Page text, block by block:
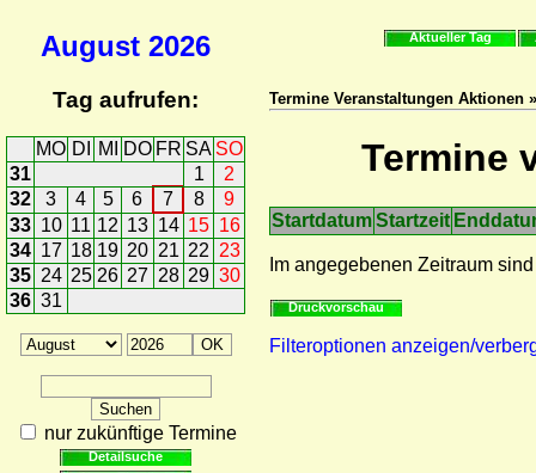
August 2026
Tag aufrufen:
MO DI MI DO FR SA SO
31
1
2
32
3 4 5 6 7 8
9
33 10 11 12 13 14 15 16
34 17 18 19 20 21 22 23
35 24 25 26 27 28 29 30
36 31
nur zukünftige Termine
Detailsuche
Aktueller Tag
Termine Veranstaltungen Aktionen
Termine
StartdatumStartzeit
Im angegebenen Zeitraum
Druckvorschau
Filteroptionen anzeigen/